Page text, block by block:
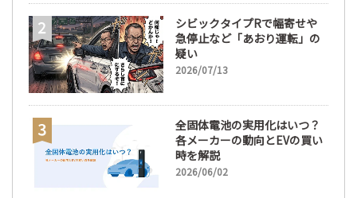
シビックタイプRで幅寄せや
急停止など「あおり運転」の
疑い
2026/07/13
全固体電池の実用化はいつ？
各メーカーの動向とEVの買い
時を解説
2026/06/02